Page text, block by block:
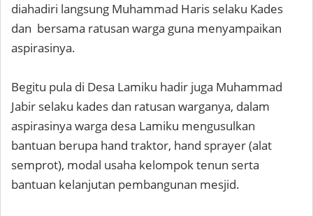
diahadiri langsung Muhammad Haris selaku Kades
dan bersama ratusan warga guna menyampaikan
aspirasinya.
Begitu pula di Desa Lamiku hadir juga Muhammad
Jabir selaku kades dan ratusan warganya, dalam
aspirasinya warga desa Lamiku mengusulkan
bantuan berupa hand traktor, hand sprayer (alat
semprot), modal usaha kelompok tenun serta
bantuan kelanjutan pembangunan mesjid.